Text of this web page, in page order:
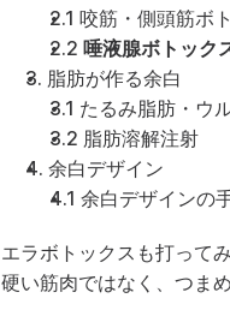
2.1 咬筋・側頭筋ボ
2.2 唾液腺ボトック
3. 脂肪が作る余白
3.1 たるみ脂肪・ウ
3.2 脂肪溶解注射
4. 余白デザイン
4.1 余白デザインの
エラボトックスも打って
硬い筋肉ではなく、つま